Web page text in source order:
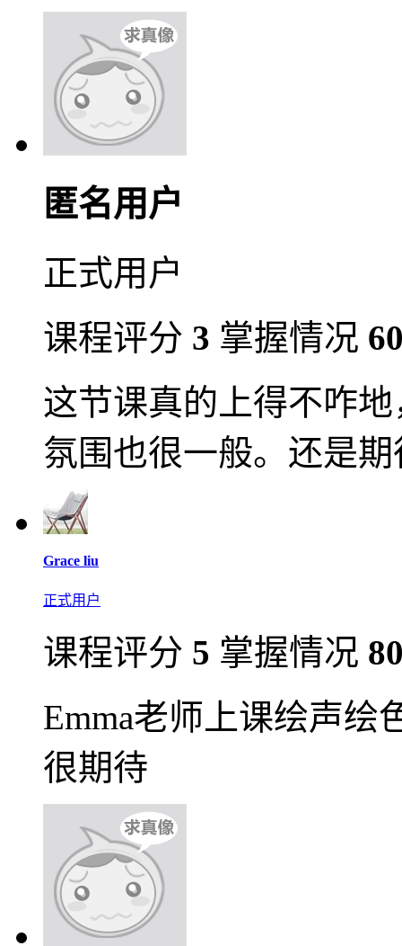
匿名用户
正式用户
课程评分 3 掌握情况
这节课真的上得不咋
氛围也很一般。还是期
Grace liu
正式用户
课程评分 5 掌握情况
Emma老师上课绘声绘
很期待